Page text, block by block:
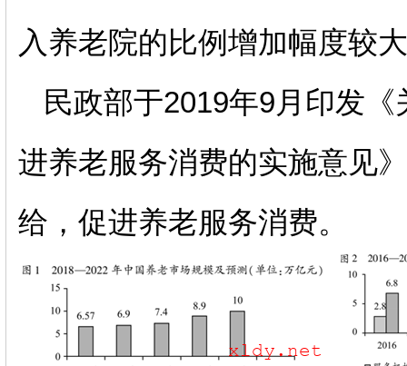
入养老院的比例增加幅度较
民政部于2019年9月印发
进养老服务消费的实施意见
给，促进养老服务消费。